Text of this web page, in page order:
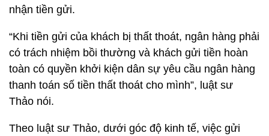
nhận tiền gửi.
“Khi tiền gửi của khách bị thất thoát, ngân hàng phải
có trách nhiệm bồi thường và khách gửi tiền hoàn
toàn có quyền khởi kiện dân sự yêu cầu ngân hàng
thanh toán số tiền thất thoát cho mình”, luật sư
Thảo nói.
Theo luật sư Thảo, dưới góc độ kinh tế, việc gửi